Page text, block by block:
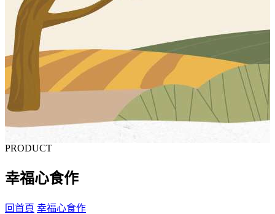
PRODUCT
幸福心食作
回首頁 幸福心食作